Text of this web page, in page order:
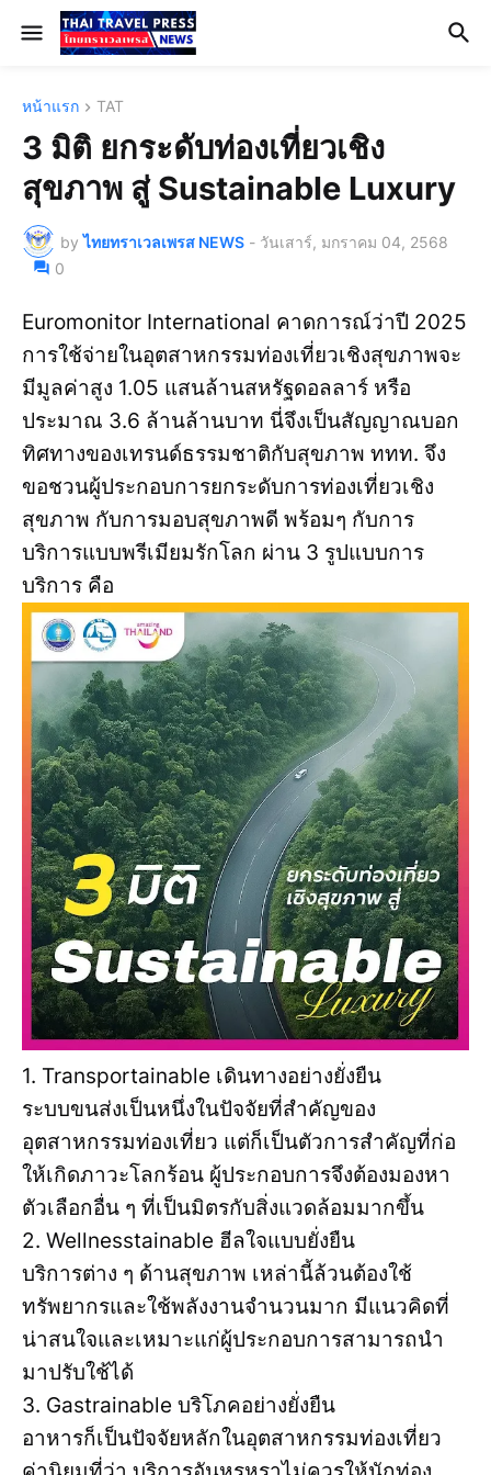
หน้าแรก TAT
3 มิติ ยกระดับท่องเที่ยวเชิง
สุขภาพ สู่ Sustainable Luxury
by ไทยทราเวลเพรส NEWS - วันเสาร์, มกราคม 04, 2568
0
Euromonitor International คาดการณ์ว่าปี 2025
การใช้จ่ายในอุตสาหกรรมท่องเที่ยวเชิงสุขภาพจะ
มีมูลค่าสูง 1.05 แสนล้านสหรัฐดอลลาร์ หรือ
ประมาณ 3.6 ล้านล้านบาท นี่จึงเป็นสัญญาณบอก
ทิศทางของเทรนด์ธรรมชาติกับสุขภาพ ททท. จึง
ขอชวนผู้ประกอบการยกระดับการท่องเที่ยวเชิง
สุขภาพ กับการมอบสุขภาพดี พร้อมๆ กับการ
บริการแบบพรีเมียมรักโลก ผ่าน 3 รูปแบบการ
บริการ คือ
1. Transportainable เดินทางอย่างยั่งยืน
ระบบขนส่งเป็นหนึ่งในปัจจัยที่สำคัญของ
อุตสาหกรรมท่องเที่ยว แต่ก็เป็นตัวการสำคัญที่ก่อ
ให้เกิดภาวะโลกร้อน ผู้ประกอบการจึงต้องมองหา
ตัวเลือกอื่น ๆ ที่เป็นมิตรกับสิ่งแวดล้อมมากขึ้น
2. Wellnesstainable ฮีลใจแบบยั่งยืน
บริการต่าง ๆ ด้านสุขภาพ เหล่านี้ล้วนต้องใช้
ทรัพยากรและใช้พลังงานจำนวนมาก มีแนวคิดที่
น่าสนใจและเหมาะแก่ผู้ประกอบการสามารถนำ
มาปรับใช้ได้
3. Gastrainable บริโภคอย่างยั่งยืน
อาหารก็เป็นปัจจัยหลักในอุตสาหกรรมท่องเที่ยว